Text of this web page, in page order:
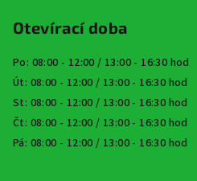
Otevírací doba
Po: 08:00 - 12:00 / 13:00 - 16:30 hod
Út: 08:00 - 12:00 / 13:00 - 16:30 hod
St: 08:00 - 12:00 / 13:00 - 16:30 hod
Čt: 08:00 - 12:00 / 13:00 - 16:30 hod
Pá: 08:00 - 12:00 / 13:00 - 16:30 hod